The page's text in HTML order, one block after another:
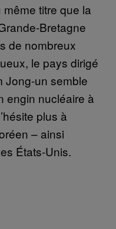
titre que la
Bretagne
de nombreux
le pays dirigé
Jong-un semble
engin nucléaire à
plus à
– ainsi
États-Unis.